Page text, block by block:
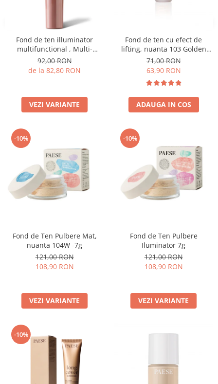
Fond de ten illuminator
multifunctional , Multi-
function Illuminating
Foundation, nuanta 1N LIGHT
92,00 RON
de la 82,80 RON
VEZI VARIANTE
Fond de ten cu efect de
lifting, nuanta 103 Golden
Beige - 30ml
71,00 RON
63,90 RON
ADAUGA IN COS
-10%
Fond de Ten Pulbere Mat,
nuanta 104W -7g
121,00 RON
108,90 RON
VEZI VARIANTE
-10%
Fond de Ten Pulbere
Iluminator 7g
121,00 RON
108,90 RON
VEZI VARIANTE
-10%